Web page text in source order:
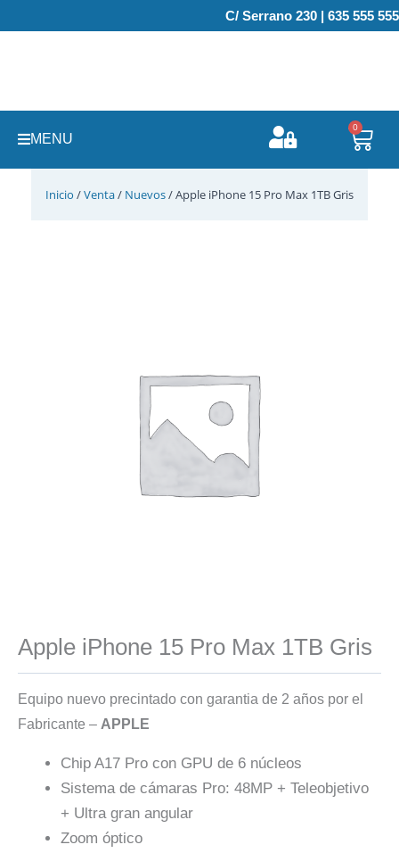
al
C/ Serrano 230 | 635 555 555
MENU
0
Inicio /Venta/ Nuevos/ Apple iPhone 15 Pro Max 1TB Gris
Apple iPhone 15 Pro Max 1TB Gris
Equipo nuevo precintado con garantia de 2 años por el
Fabricante – APPLE
Chip A17 Pro con GPU de 6 núcleos
Sistema de cámaras Pro: 48MP + Teleobjetivo
+ Ultra gran angular
Zoom óptico